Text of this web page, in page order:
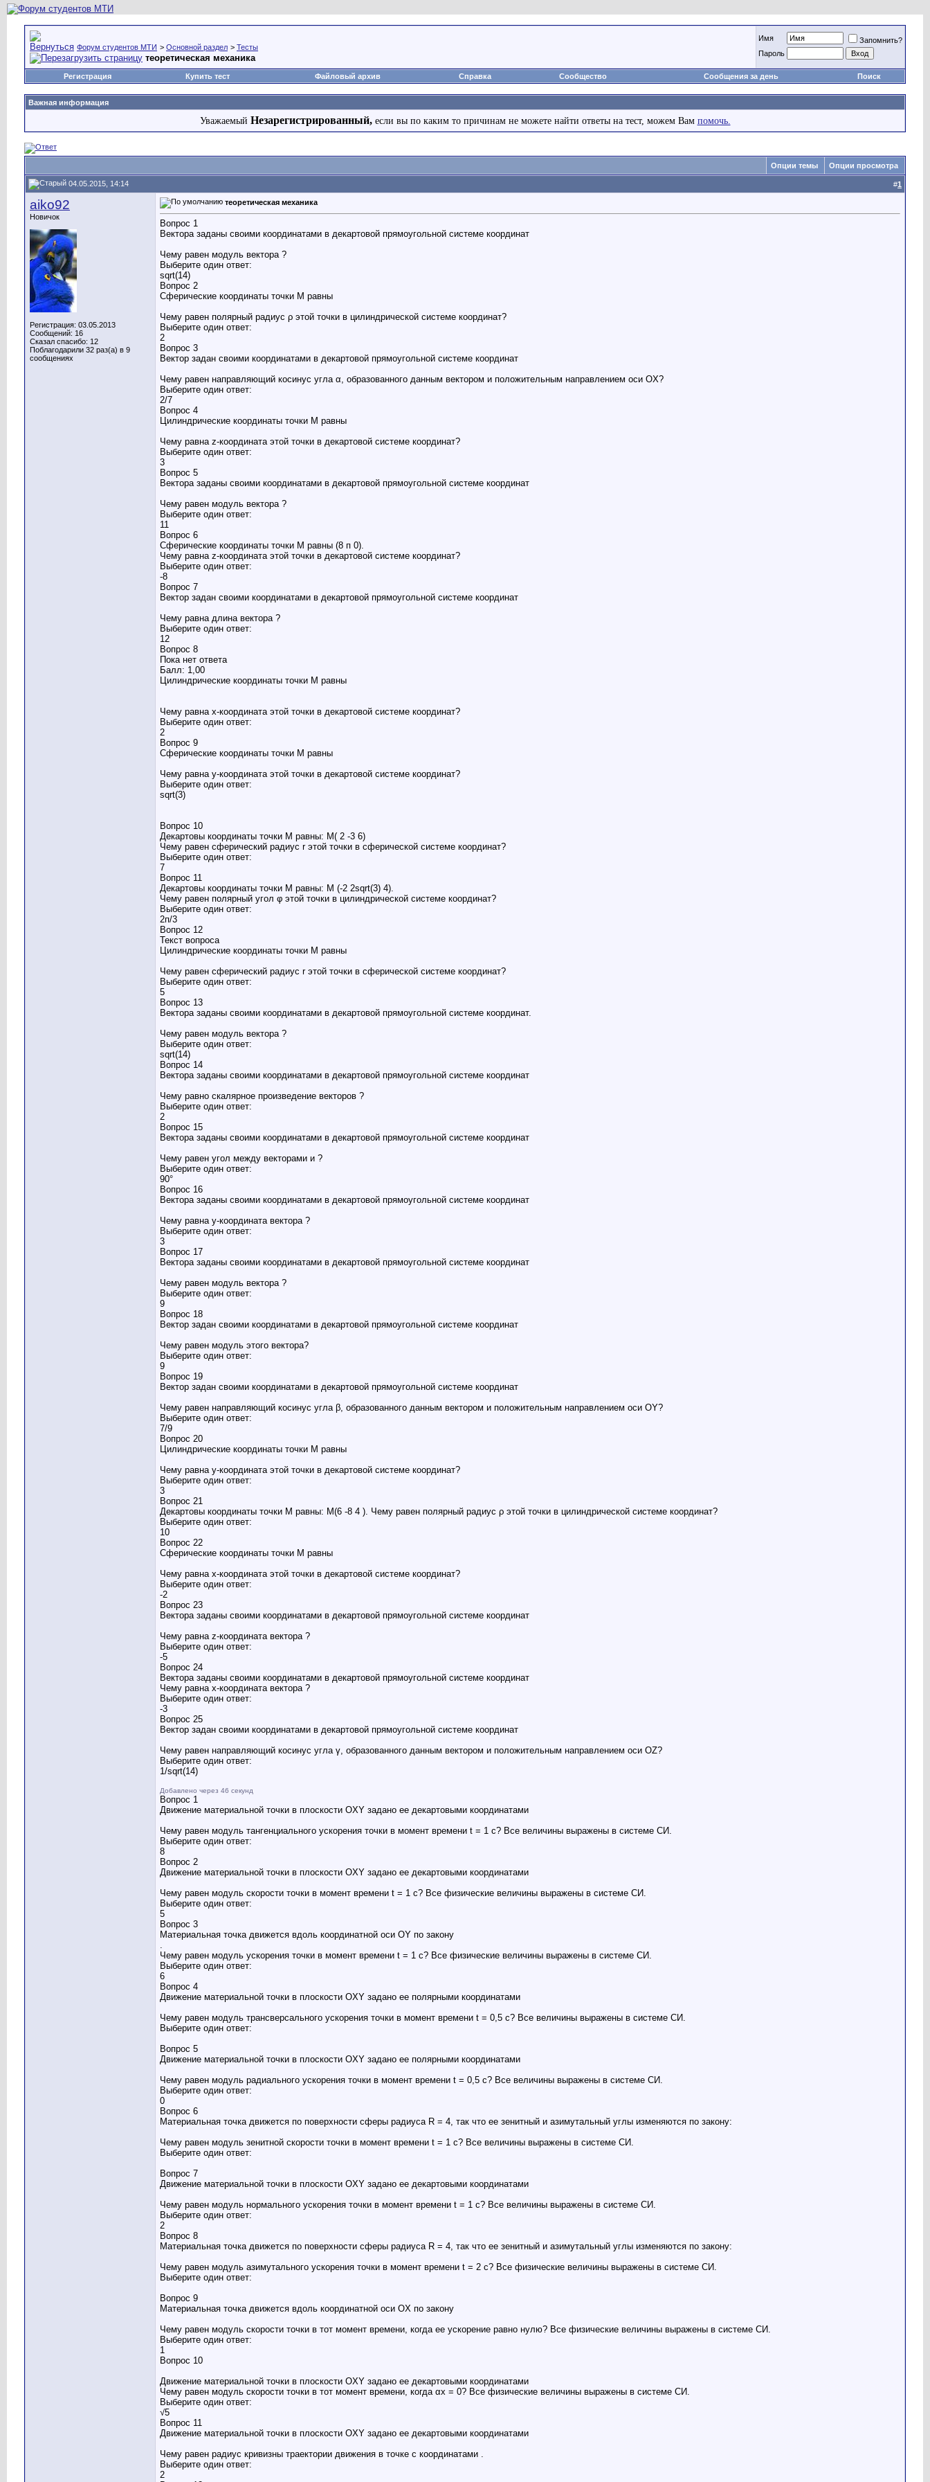
Форум студентов МТИ > Основной раздел > Тесты
теоретическая механика
Имя
Запомнить?
Пароль
Регистрация Купить тест Файловый архив Справка Сообщество Сообщения за день Поиск
Важная информация
Уважаемый Незарегистрированный, если вы по каким то причинам не можете найти ответы на тест, можем Вам помочь.
Опции темы Опции просмотра
04.05.2015, 14:14 #1
aiko92
Новичок
Регистрация: 03.05.2013
Сообщений: 16
Сказал спасибо: 12
Поблагодарили 32 раз(а) в 9
сообщениях
теоретическая механика
Вопрос 1
Вектора заданы своими координатами в декартовой прямоугольной системе координат
Чему равен модуль вектора ?
Выберите один ответ:
sqrt(14)
Вопрос 2
Сферические координаты точки M равны
Чему равен полярный радиус ρ этой точки в цилиндрической системе координат?
Выберите один ответ:
2
Вопрос 3
Вектор задан своими координатами в декартовой прямоугольной системе координат
Чему равен направляющий косинус угла α, образованного данным вектором и положительным направлением оси OX?
Выберите один ответ:
2/7
Вопрос 4
Цилиндрические координаты точки M равны
Чему равна z-координата этой точки в декартовой системе координат?
Выберите один ответ:
3
Вопрос 5
Вектора заданы своими координатами в декартовой прямоугольной системе координат
Чему равен модуль вектора ?
Выберите один ответ:
11
Вопрос 6
Сферические координаты точки M равны (8 п 0).
Чему равна z-координата этой точки в декартовой системе координат?
Выберите один ответ:
-8
Вопрос 7
Вектор задан своими координатами в декартовой прямоугольной системе координат
Чему равна длина вектора ?
Выберите один ответ:
12
Вопрос 8
Пока нет ответа
Балл: 1,00
Цилиндрические координаты точки M равны
Чему равна x-координата этой точки в декартовой системе координат?
Выберите один ответ:
2
Вопрос 9
Сферические координаты точки M равны
Чему равна y-координата этой точки в декартовой системе координат?
Выберите один ответ:
sqrt(3)
Вопрос 10
Декартовы координаты точки M равны: M( 2 -3 6)
Чему равен сферический радиус r этой точки в сферической системе координат?
Выберите один ответ:
7
Вопрос 11
Декартовы координаты точки M равны: M (-2 2sqrt(3) 4).
Чему равен полярный угол φ этой точки в цилиндрической системе координат?
Выберите один ответ:
2п/3
Вопрос 12
Текст вопроса
Цилиндрические координаты точки M равны
Чему равен сферический радиус r этой точки в сферической системе координат?
Выберите один ответ:
5
Вопрос 13
Вектора заданы своими координатами в декартовой прямоугольной системе координат.
Чему равен модуль вектора ?
Выберите один ответ:
sqrt(14)
Вопрос 14
Вектора заданы своими координатами в декартовой прямоугольной системе координат
Чему равно скалярное произведение векторов ?
Выберите один ответ:
2
Вопрос 15
Вектора заданы своими координатами в декартовой прямоугольной системе координат
Чему равен угол между векторами и ?
Выберите один ответ:
90°
Вопрос 16
Вектора заданы своими координатами в декартовой прямоугольной системе координат
Чему равна y-координата вектора ?
Выберите один ответ:
3
Вопрос 17
Вектора заданы своими координатами в декартовой прямоугольной системе координат
Чему равен модуль вектора ?
Выберите один ответ:
9
Вопрос 18
Вектор задан своими координатами в декартовой прямоугольной системе координат
Чему равен модуль этого вектора?
Выберите один ответ:
9
Вопрос 19
Вектор задан своими координатами в декартовой прямоугольной системе координат
Чему равен направляющий косинус угла β, образованного данным вектором и положительным направлением оси OY?
Выберите один ответ:
7/9
Вопрос 20
Цилиндрические координаты точки M равны
Чему равна y-координата этой точки в декартовой системе координат?
Выберите один ответ:
3
Вопрос 21
Декартовы координаты точки M равны: M(6 -8 4 ). Чему равен полярный радиус ρ этой точки в цилиндрической системе координат?
Выберите один ответ:
10
Вопрос 22
Сферические координаты точки M равны
Чему равна x-координата этой точки в декартовой системе координат?
Выберите один ответ:
-2
Вопрос 23
Вектора заданы своими координатами в декартовой прямоугольной системе координат
Чему равна z-координата вектора ?
Выберите один ответ:
-5
Вопрос 24
Вектора заданы своими координатами в декартовой прямоугольной системе координат
Чему равна x-координата вектора ?
Выберите один ответ:
-3
Вопрос 25
Вектор задан своими координатами в декартовой прямоугольной системе координат
Чему равен направляющий косинус угла γ, образованного данным вектором и положительным направлением оси OZ?
Выберите один ответ:
1/sqrt(14)
Добавлено через 46 секунд
Вопрос 1
Движение материальной точки в плоскости OXY задано ее декартовыми координатами
Чему равен модуль тангенциального ускорения точки в момент времени t = 1 c? Все величины выражены в системе СИ.
Выберите один ответ:
8
Вопрос 2
Движение материальной точки в плоскости OXY задано ее декартовыми координатами
Чему равен модуль скорости точки в момент времени t = 1 с? Все физические величины выражены в системе СИ.
Выберите один ответ:
5
Вопрос 3
Материальная точка движется вдоль координатной оси OY по закону
.
Чему равен модуль ускорения точки в момент времени t = 1 с? Все физические величины выражены в системе СИ.
Выберите один ответ:
6
Вопрос 4
Движение материальной точки в плоскости OXY задано ее полярными координатами
Чему равен модуль трансверсального ускорения точки в момент времени t = 0,5 c? Все величины выражены в системе СИ.
Выберите один ответ:
Вопрос 5
Движение материальной точки в плоскости OXY задано ее полярными координатами
Чему равен модуль радиального ускорения точки в момент времени t = 0,5 c? Все величины выражены в системе СИ.
Выберите один ответ:
0
Вопрос 6
Материальная точка движется по поверхности сферы радиуса R = 4, так что ее зенитный и азимутальный углы изменяются по закону:
Чему равен модуль зенитной скорости точки в момент времени t = 1 c? Все величины выражены в системе СИ.
Выберите один ответ:
Вопрос 7
Движение материальной точки в плоскости OXY задано ее декартовыми координатами
Чему равен модуль нормального ускорения точки в момент времени t = 1 c? Все величины выражены в системе СИ.
Выберите один ответ:
2
Вопрос 8
Материальная точка движется по поверхности сферы радиуса R = 4, так что ее зенитный и азимутальный углы изменяются по закону:
Чему равен модуль азимутального ускорения точки в момент времени t = 2 c? Все физические величины выражены в системе СИ.
Выберите один ответ:
Вопрос 9
Материальная точка движется вдоль координатной оси OX по закону
Чему равен модуль скорости точки в тот момент времени, когда ее ускорение равно нулю? Все физические величины выражены в системе СИ.
Выберите один ответ:
1
Вопрос 10
Движение материальной точки в плоскости OXY задано ее декартовыми координатами
Чему равен модуль скорости точки в тот момент времени, когда αx = 0? Все физические величины выражены в системе СИ.
Выберите один ответ:
√5
Вопрос 11
Движение материальной точки в плоскости OXY задано ее декартовыми координатами
Чему равен радиус кривизны траектории движения в точке с координатами .
Выберите один ответ:
2